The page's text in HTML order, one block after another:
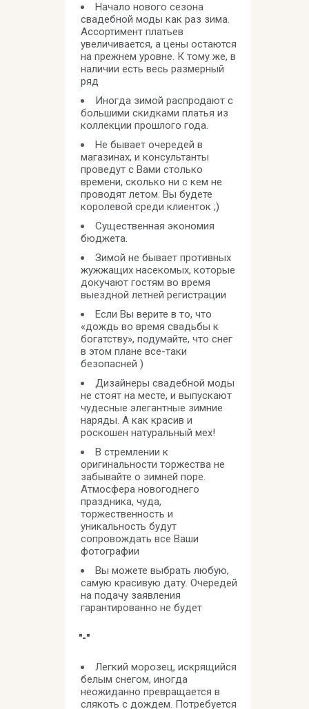
Начало нового сезона
свадебной моды как раз зима.
Ассортимент платьев
увеличивается, а цены остаются
на прежнем уровне. К тому же, в
наличии есть весь размерный
ряд
Иногда зимой распродают с
большими скидками платья из
коллекции прошлого года.
Не бывает очередей в
магазинах, и консультанты
проведут с Вами столько
времени, сколько ни с кем не
проводят летом. Вы будете
королевой среди клиенток ;)
Существенная экономия
бюджета.
Зимой не бывает противных
жужжащих насекомых, которые
докучают гостям во время
выездной летней регистрации
Если Вы верите в то, что
«дождь во время свадьбы к
богатству», подумайте, что снег
в этом плане все-таки
безопасней )
Дизайнеры свадебной моды
не стоят на месте, и выпускают
чудесные элегантные зимние
наряды. А как красив и
роскошен натуральный мех!
В стремлении к
оригинальности торжества не
забывайте о зимней поре.
Атмосфера новогоднего
праздника, чуда,
торжественность и
уникальность будут
сопровождать все Ваши
фотографии
Вы можете выбрать любую,
самую красивую дату. Очередей
на подачу заявления
гарантированно не будет
"-"
Легкий морозец, искрящийся
белым снегом, иногда
неожиданно превращается в
слякоть с дождем. Потребуется